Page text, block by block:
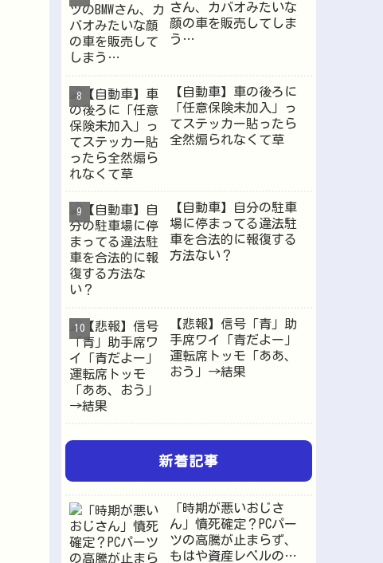
さん、カバオみたいな
顔の車を販売してしま
う…
【自動車】車の後ろに
「任意保険未加入」っ
てステッカー貼ったら
全然煽られなくて草
【自動車】自分の駐車
場に停まってる違法駐
車を合法的に報復する
方法ない？
【悲報】信号「青」助
手席ワイ「青だよー」
運転席トッモ「ああ、
おう」→結果
新着記事
「時期が悪いおじさ
ん」憤死確定？PCパー
ツの高騰が止まらず、
もはや資産レベルの価